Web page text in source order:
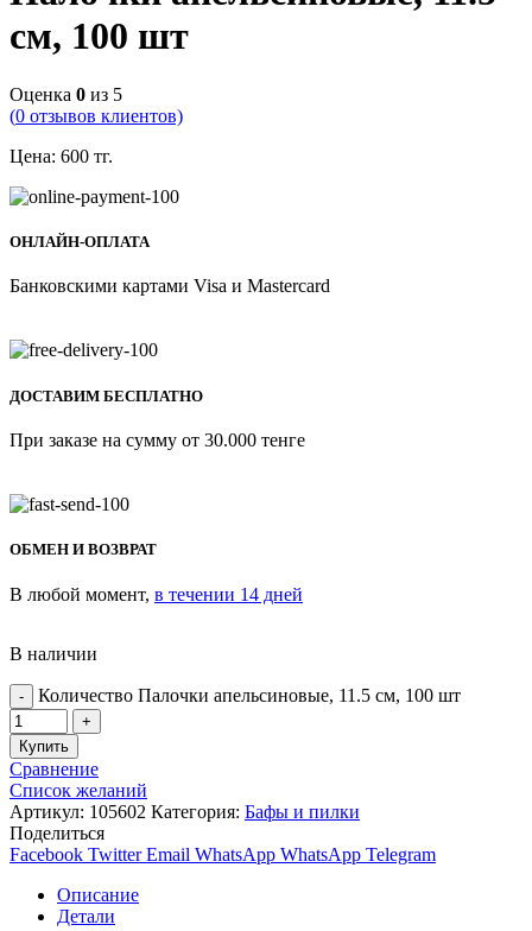
см, 100 шт
Оценка 0 из 5
(0 отзывов клиентов)
Цена: 600 тг.
ОНЛАЙН-ОПЛАТА
Банковскими картами Visa и Mastercard
ДОСТАВИМ БЕСПЛАТНО
При заказе на сумму от 30.000 тенге
ОБМЕН И ВОЗВРАТ
В любой момент, в течении 14 дней
В наличии
Количество Палочки апельсиновые, 11.5 см, 100 шт
Купить
Сравнение
Список желаний
Артикул: 105602 Категория: Бафы и пилки
Поделиться
Facebook Twitter Email WhatsApp WhatsApp Telegram
Описание
Детали